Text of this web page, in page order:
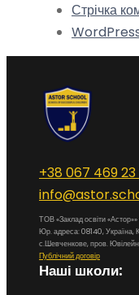
Стрічка
+38 067 469 23
ТОВ «Заклад освіти
Юр. адреса: 08140, Україна,
с.Шевченкове, пров.
Публічний договір
Наші школи: